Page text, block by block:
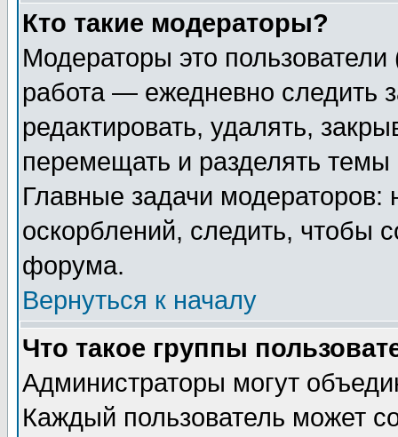
Кто такие модераторы?
Модераторы это
работа — ежедневно следить
редактировать, удалять,
перемещать и разделять
Главные задачи
оскорблений, следить, чтобы
форума.
Вернуться к началу
Что такое группы
Администраторы могут
Каждый пользователь может